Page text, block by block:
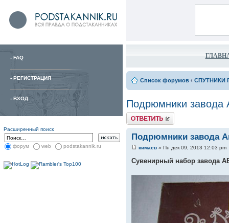
- FAQ
- РЕГИСТРАЦИЯ
- ВХОД
Расширенный поиск
форум web podstakannik.ru
Список форумов ‹ СПУТНИКИ
Подрюмники завода
Подрюмники завода
кимаев » Пн дек 09, 2013 12:03 pm
Сувенирный набор завода